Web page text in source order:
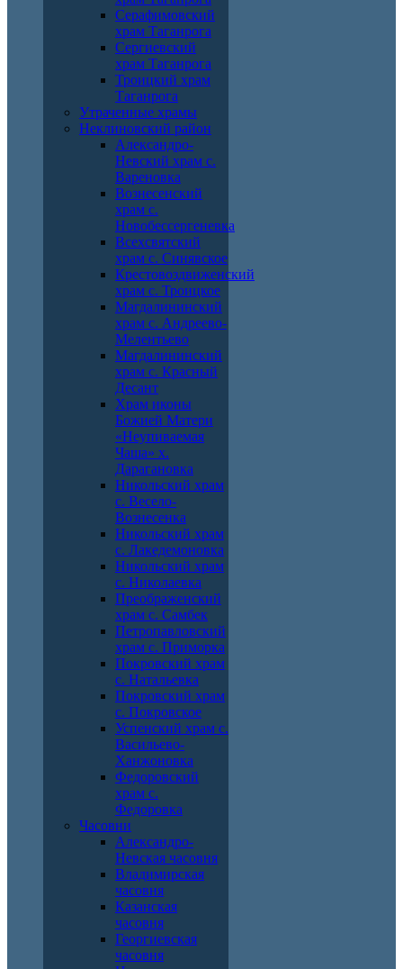
Серафимовский
храм Таганрога
Сергиевский
храм Таганрога
Троицкий храм
Таганрога
Утраченные храмы
Неклиновский район
Александро-
Невский храм с.
Вареновка
Вознесенский
храм с.
Новобессергеневка
Всехсвятский
храм с. Синявское
Крестовоздвиженский
храм с. Троицкое
Магдалининский
храм с. Андреево-
Мелентьево
Магдалининский
храм с. Красный
Десант
Храм иконы
Божией Матери
«Неупиваемая
Чаша» х.
Дарагановка
Никольский храм
с. Весело-
Вознесенка
Никольский храм
с. Лакедемоновка
Никольский храм
с. Николаевка
Преображенский
храм с. Самбек
Петропавловский
храм с. Приморка
Покровский храм
с. Натальевка
Покровский храм
с. Покровское
Успенский храм с.
Васильево-
Ханжоновка
Федоровский
храм с.
Федоровка
Часовни
Александро-
Невская часовня
Владимирская
часовня
Казанская
часовня
Георгиевская
часовня